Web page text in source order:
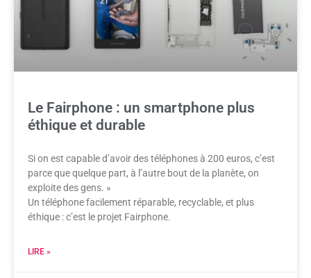
Le Fairphone : un smartphone plus
éthique et durable
Si on est capable d’avoir des téléphones à 200 euros, c’est
parce que quelque part, à l’autre bout de la planète, on
exploite des gens. »
Un téléphone facilement réparable, recyclable, et plus
éthique : c’est le projet Fairphone.
LIRE »